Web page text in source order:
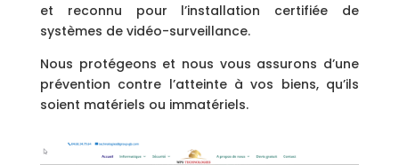
et reconnu pour l’installation certifiée de
systèmes de vidéo-surveillance.
Nous protégeons et nous vous assurons d’une
prévention contre l’atteinte à vos biens, qu’ils
soient matériels ou immatériels.